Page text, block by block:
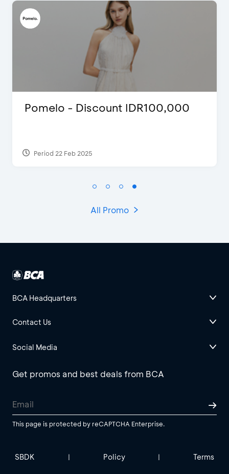
D’Cost - Discount 50% Food &
Period 17 Sep 2023
All Promo
BCA Headquarters
Contact Us
Social Media
Get promos and best deals from BCA
This page is protected by reCAPTCHA Enterprise.
SBDK | Policy | Terms